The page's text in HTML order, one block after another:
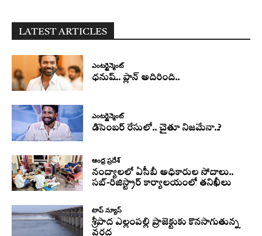
LATEST ARTICLES
ఎంటర్టైన్మెంట్
ధనుష్‌.. ప్లాన్ అదిరింది..
ఎంటర్టైన్మెంట్
డిసెంబర్ రేసులో.. చైతూ నిజమేనా..?
ఆంధ్ర ప్రదేశ్
నంద్యాలలో ఏసీబీ అధికారుల సోదాలు..
సబ్-రిజిస్ట్రార్ కార్యాలయంలో తనిఖీలు
టాప్ న్యూస్
శ్రీపాద ఎల్లంపల్లి ప్రాజెక్టుకు కొనసాగుతున్న
వరద